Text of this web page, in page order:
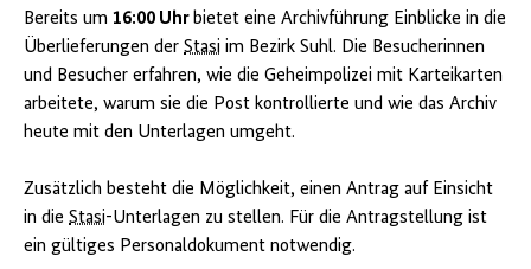
Bereits um 16:00 Uhrbietet eine Archivführung Einblicke in die
Überlieferungen der Stasi im Bezirk Suhl. Die Besucherinnen
und Besucher erfahren, wie die Geheimpolizei mit Karteikarten
arbeitete, warum sie die Post kontrollierte und wie das Archiv
heute mit den Unterlagen umgeht.
Zusätzlich besteht die Möglichkeit, einen Antrag auf Einsicht
in die Stasi-Unterlagen zu stellen. Für die Antragstellung ist
ein gültiges Personaldokument notwendig.